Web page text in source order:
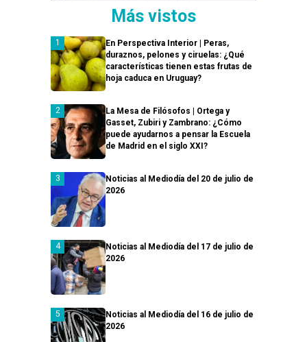
Más vistos
En Perspectiva Interior | Peras,
duraznos, pelones y ciruelas: ¿Qué
características tienen estas frutas de
hoja caduca en Uruguay?
La Mesa de Filósofos | Ortega y
Gasset, Zubiri y Zambrano: ¿Cómo
puede ayudarnos a pensar la Escuela
de Madrid en el siglo XXI?
Noticias al Mediodía del 20 de julio de
2026
Noticias al Mediodía del 17 de julio de
2026
Noticias al Mediodía del 16 de julio de
2026